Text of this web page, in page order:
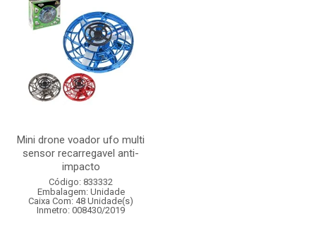
Mini drone voador ufo multi
sensor recarregavel anti-
impacto
Código: 833332
Embalagem: Unidade
Caixa Com: 48 Unidade(s)
Inmetro: 008430/2019